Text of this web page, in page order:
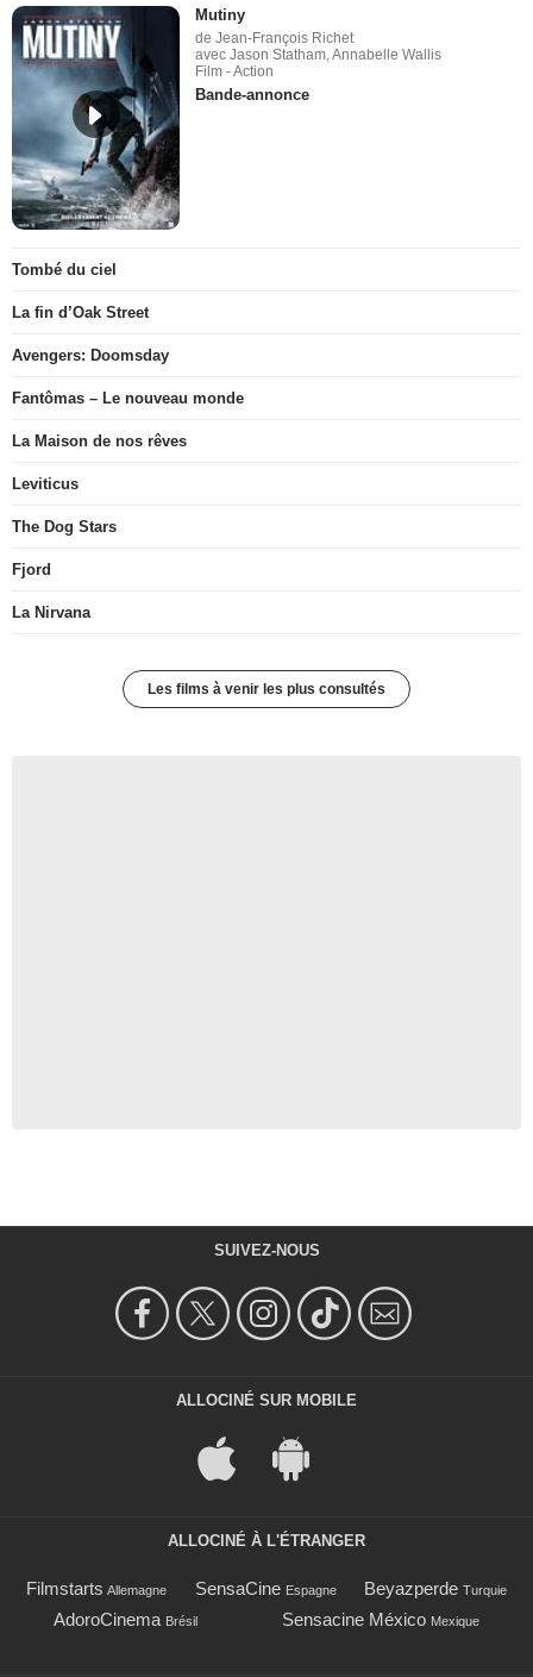
Mutiny
de Jean-François Richet
avec Jason Statham, Annabelle Wallis
Film - Action
Bande-annonce
Tombé du ciel
La fin d’Oak Street
Avengers: Doomsday
Fantômas – Le nouveau monde
La Maison de nos rêves
Leviticus
The Dog Stars
Fjord
La Nirvana
Les films à venir les plus consultés
SUIVEZ-NOUS
ALLOCINÉ SUR MOBILE
ALLOCINÉ À L'ÉTRANGER
Filmstarts Allemagne SensaCine Espagne Beyazperde Turquie
AdoroCinema Brésil Sensacine México Mexique